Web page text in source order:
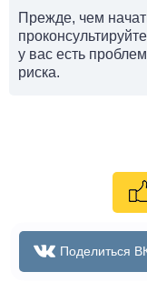
Прежде, чем
у вас есть
риска.